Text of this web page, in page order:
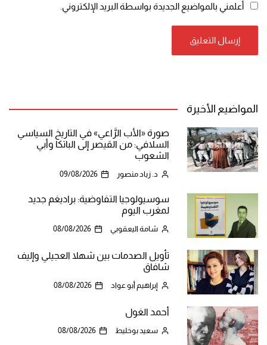
أعلمني بالمواضيع الجديدة بواسطة البريد الإلكتروني.
المواضيع الأخيرة
صورة «الأب الرَّاعي» في التاريخ السياسي
السلافي: من القيصر إلى الباتكا وأبي
الشعوب
د. زياد منصور 09/08/2026
سوسيولوجيا التفاوضية: براديغم جديد
لمغرب اليوم
شامة اليعقوبي 08/08/2026
تأويل الصدمات بين شهلا العجيلي وإليف
شافاق
إبراهيم أبو عواد 08/08/2026
أحمد الغول
سعيد بوخليط 08/08/2026